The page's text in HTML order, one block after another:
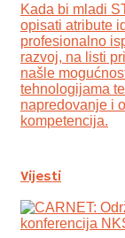
Kada bi mladi
opisati atribute
profesionalno
razvoj, na listi
našle
tehnologijama
napredovanje i
kompetencija.
Vijesti